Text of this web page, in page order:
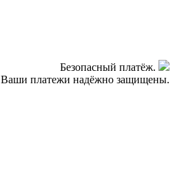
Безопасный платёж.
Ваши платежи надёжно защищены.